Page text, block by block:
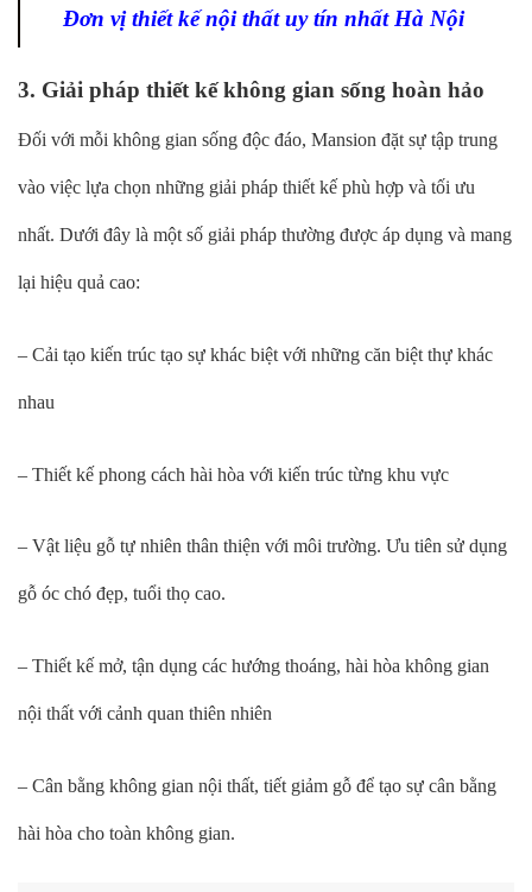
Đơn vị thiết kế nội thất uy tín nhất Hà Nội
3. Giải pháp thiết kế không gian sống hoàn hảo
Đối với mỗi không gian sống độc đáo, Mansion đặt sự tập trung
vào việc lựa chọn những giải pháp thiết kế phù hợp và tối ưu
nhất. Dưới đây là một số giải pháp thường được áp dụng và mang
lại hiệu quả cao:
– Cải tạo kiến trúc tạo sự khác biệt với những căn biệt thự khác
nhau
– Thiết kế phong cách hài hòa với kiến trúc từng khu vực
– Vật liệu gỗ tự nhiên thân thiện với môi trường. Ưu tiên sử dụng
gỗ óc chó đẹp, tuổi thọ cao.
– Thiết kế mở, tận dụng các hướng thoáng, hài hòa không gian
nội thất với cảnh quan thiên nhiên
– Cân bằng không gian nội thất, tiết giảm gỗ để tạo sự cân bằng
hài hòa cho toàn không gian.